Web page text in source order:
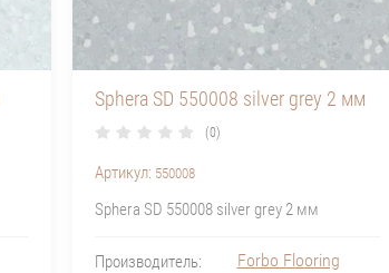
Sphera SD 550008 silver grey 2 мм
(0)
Артикул: 550008
Sphera SD 550008 silver grey 2 мм
Производитель: Forbo Flooring